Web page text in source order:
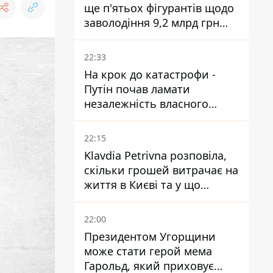
ще п'ятьох фігурантів щодо
заволодіння 9,2 млрд грн
ПриватБанку скерували до
суду
22:33
На крок до катастрофи -
Путін почав ламати
незалежність власного
Центробанку, змусивши
знизити базову ставку
22:15
Klavdia Petrivna розповіла,
скільки грошей витрачає на
життя в Києві та у що
вкладає мільйони
22:00
Президентом Угорщини
може стати герой мема
Гарольд, який приховує